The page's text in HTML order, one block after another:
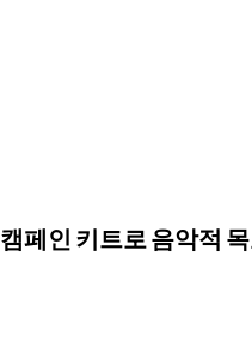
캠페인 키트로 음악적